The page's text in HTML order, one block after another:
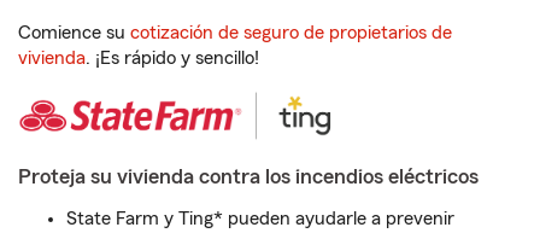
Comience su cotización de seguro de propietarios de
vivienda. ¡Es rápido y sencillo!
Proteja su vivienda contra los incendios eléctricos
State Farm y Ting* pueden ayudarle a prevenir